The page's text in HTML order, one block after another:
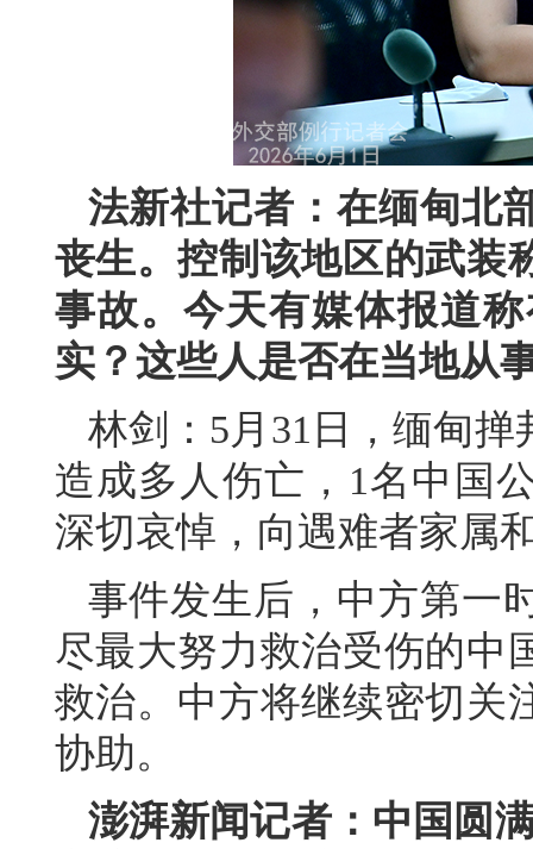
法新社记者：在缅甸北
丧生。控制该地区的武装
事故。今天有媒体报道
实？这些人是否在当地从
林剑：5月31日，缅甸
造成多人伤亡，1名中国
深切哀悼，向遇难者家属
事件发生后，中方第一
尽最大努力救治受伤的中
救治。中方将继续密切关
协助。
澎湃新闻记者：中国圆